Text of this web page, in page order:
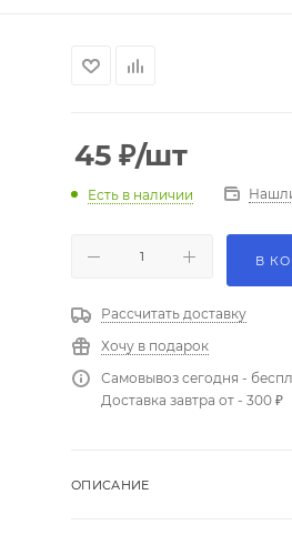
45 ₽/шт
Есть в наличии
В
Рассчитать доставку
Хочу в подарок
Самовывоз сегодня -
Доставка завтра от - 300 ₽
ОПИСАНИЕ